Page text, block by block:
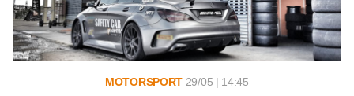
MOTORSPORT 29/05 | 14:45